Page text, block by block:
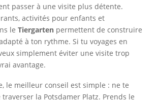
passer à une visite plus détente.
activités pour enfants et
le Tiergarten permettent de construire
à ton rythme. Si tu voyages en
simplement éviter une visite trop
avantage.
le meilleur conseil est simple : ne te
la Potsdamer Platz. Prends le